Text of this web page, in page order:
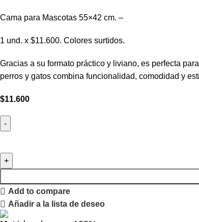
Cama para Mascotas 55×42 cm. –
1 und. x $11.600. Colores surtidos.
Gracias a su formato práctico y liviano, es perfecta
perros y gatos combina funcionalidad, comodidad y
$11.600
Add to compare
Añadir a la lista de deseo